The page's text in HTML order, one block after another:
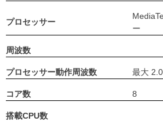
プロセッサー
ー
周波数
プロセッサー動作周波数 最大
コア数 8
搭載CPU数